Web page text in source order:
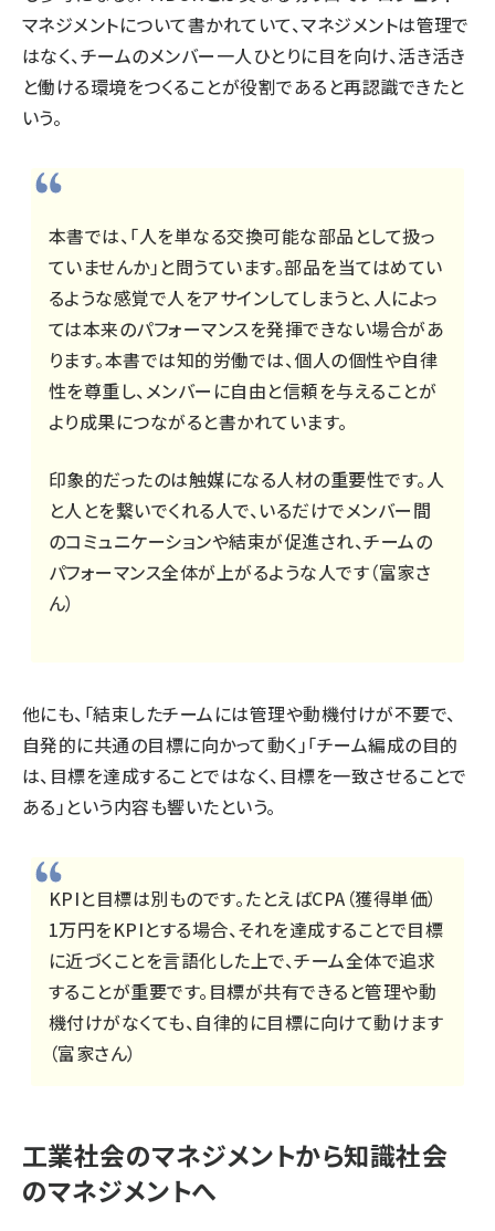
マネジメントについて書かれていて、マネジメントは管理で
はなく、チームのメンバー一人ひとりに目を向け、活き活き
と働ける環境をつくることが役割であると再認識できたと
いう。
本書では、「人を単なる交換可能な部品として扱っ
ていませんか」と問うています。部品を当てはめてい
るような感覚で人をアサインしてしまうと、人によっ
ては本来のパフォーマンスを発揮できない場合があ
ります。本書では知的労働では、個人の個性や自律
性を尊重し、メンバーに自由と信頼を与えることが
より成果につながると書かれています。
印象的だったのは触媒になる人材の重要性です。人
と人とを繋いでくれる人で、いるだけでメンバー間
のコミュニケーションや結束が促進され、チームの
パフォーマンス全体が上がるような人です（富家さ
ん）
他にも、「結束したチームには管理や動機付けが不要で、
自発的に共通の目標に向かって動く」「チーム編成の目的
は、目標を達成することではなく、目標を一致させることで
ある」という内容も響いたという。
KPIと目標は別ものです。たとえばCPA（獲得単価）
1万円をKPIとする場合、それを達成することで目標
に近づくことを言語化した上で、チーム全体で追求
することが重要です。目標が共有できると管理や動
機付けがなくても、自律的に目標に向けて動けます
（富家さん）
工業社会のマネジメントから知識社会
のマネジメントへ